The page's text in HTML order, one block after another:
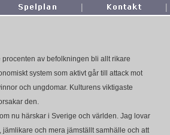
| |
av befolkningen bli allt rikare
system som aktivt går till attack mot
och ungdomar. Kulturens viktigaste
den.
nu härskar i Sverige och världen. Jag lovar
och mera jämställt samhälle och att